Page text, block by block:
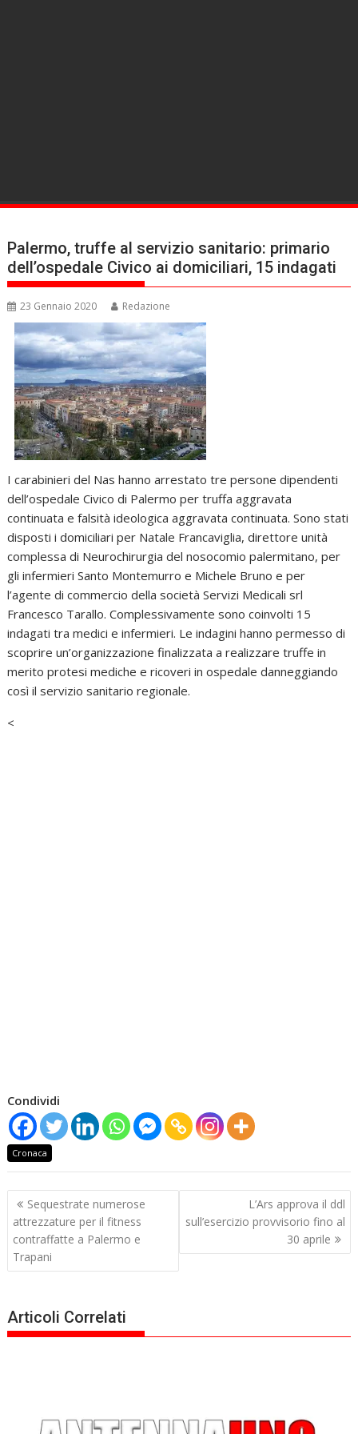
Palermo, truffe al servizio sanitario: primario
dell’ospedale Civico ai domiciliari, 15 indagati
23 Gennaio 2020 Redazione
I carabinieri del Nas hanno arrestato tre persone dipendenti
dell’ospedale Civico di Palermo per truffa aggravata
continuata e falsità ideologica aggravata continuata. Sono stati
disposti i domiciliari per Natale Francaviglia, direttore unità
complessa di Neurochirurgia del nosocomio palermitano, per
gli infermieri Santo Montemurro e Michele Bruno e per
l’agente di commercio della società Servizi Medicali srl
Francesco Tarallo. Complessivamente sono coinvolti 15
indagati tra medici e infermieri. Le indagini hanno permesso di
scoprire un’organizzazione finalizzata a realizzare truffe in
merito protesi mediche e ricoveri in ospedale danneggiando
così il servizio sanitario regionale.
<
Condividi
Cronaca
Navigazione
articoli
Sequestrate numerose
attrezzature per il fitness
contraffatte a Palermo e
Trapani
L’Ars approva il ddl
sull’esercizio provvisorio fino al
30 aprile
Articoli Correlati